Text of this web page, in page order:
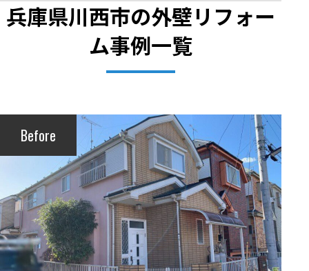
兵庫県川西市の外壁リフォー
ム事例一覧
Before